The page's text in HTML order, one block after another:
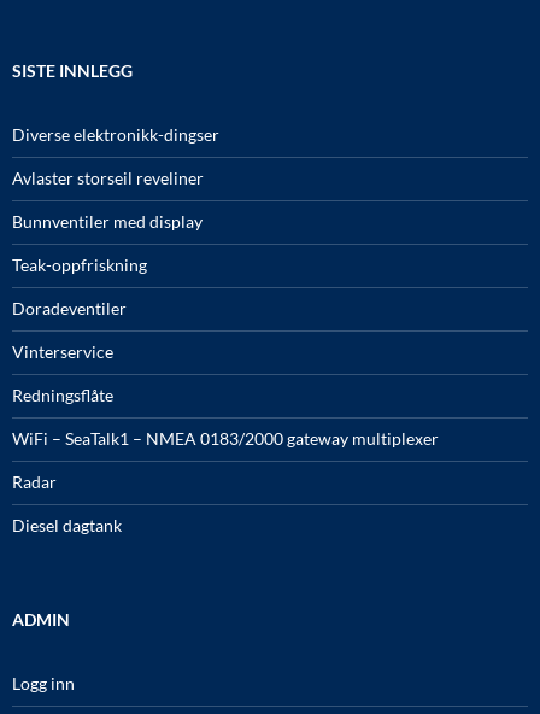
SISTE INNLEGG
Diverse elektronikk-dingser
Avlaster storseil reveliner
Bunnventiler med display
Teak-oppfriskning
Doradeventiler
Vinterservice
Redningsflåte
WiFi – SeaTalk1 – NMEA 0183/2000 gateway multiplexer
Radar
Diesel dagtank
ADMIN
Logg inn